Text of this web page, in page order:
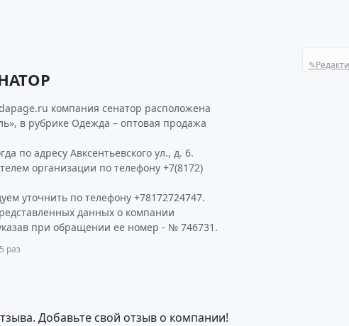
✎
компания сенатор расположена
в рубрике Одежда – оптовая продажа
по адресу Авксентьевского ул., д. 6.
организации по телефону +7(8172)
уточнить по телефону +78172724747.
данных о компании
при обращении ее номер - № 746731.
раз
Добавьте свой отзыв о компании!